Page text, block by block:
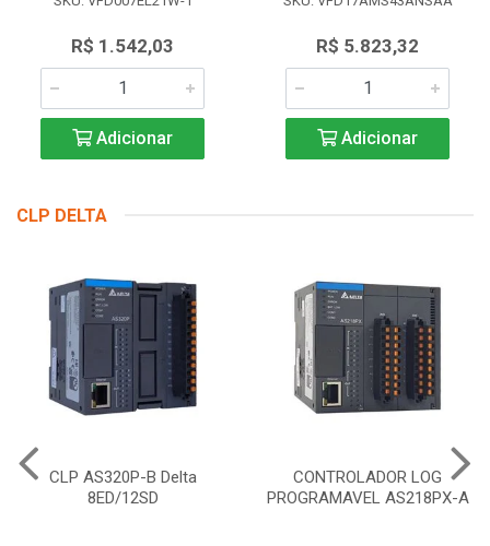
R$ 1.542,03
Adicionar
R$ 5.823,32
Adicionar
CLP DELTA
CLP AS320P-B Delta
8ED/12SD
CONTROLADOR LOG
PROGRAMAVEL AS218PX-A